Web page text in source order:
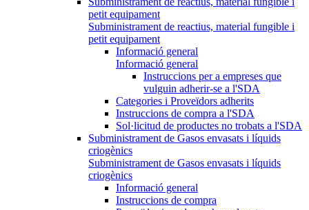
petit equipament
Subministrament de reactius, material fungible i
petit equipament
Informació general
Informació general
Instruccions per a empreses que
vulguin adherir-se a l'SDA
Categories i Proveïdors adherits
Instruccions de compra a l'SDA
Sol·licitud de productes no trobats a l'SDA
Subministrament de Gasos envasats i líquids
criogènics
Subministrament de Gasos envasats i líquids
criogènics
Informació general
Instruccions de compra